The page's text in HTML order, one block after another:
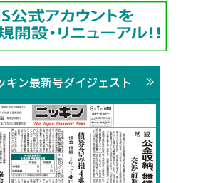
キン最新号ダイジェスト